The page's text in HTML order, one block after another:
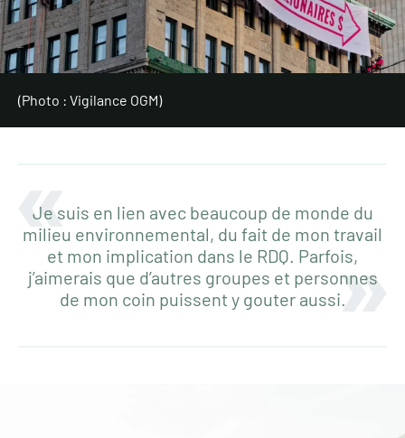
(Photo : Vigilance OGM)
Je suis en lien avec beaucoup de monde du
milieu environnemental, du fait de mon travail
et mon implication dans le RDQ. Parfois,
j’aimerais que d’autres groupes et personnes
de mon coin puissent y gouter aussi.